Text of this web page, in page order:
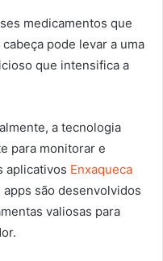
medicamentos que
pode levar a uma
que intensifica a
a tecnologia
para monitorar e
aplicativos Enxaqueca
apps são desenvolvidos
valiosas para